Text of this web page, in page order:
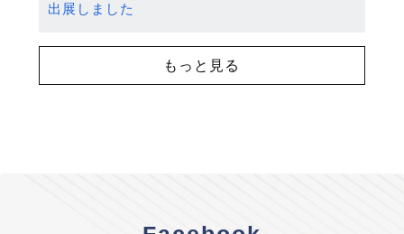
出展しました
もっと見る